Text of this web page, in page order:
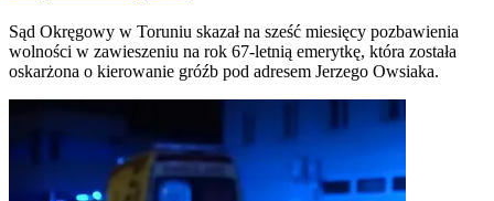
Sąd Okręgowy w Toruniu skazał na sześć miesięcy pozbawienia
wolności w zawieszeniu na rok 67-letnią emerytkę, która została
oskarżona o kierowanie gróźb pod adresem Jerzego Owsiaka.